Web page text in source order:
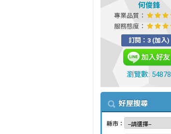
何俊鋒
專業品質：
服務態度：
訂閱：3 (加入)
瀏覽數: 54878
好屋搜尋
縣市：